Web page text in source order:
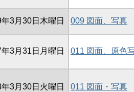
3月30日木曜日 009 図面、写真
3月31日月曜日 011 図面、原色
3月30日火曜日 011 図面・写真